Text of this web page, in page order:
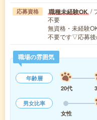
応募資格 職種未経験OK /
不要
無資格・未経験
不要です▽応募
職場の雰囲気
年齢層
20代
男女比率
女性